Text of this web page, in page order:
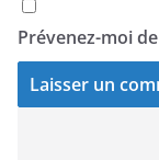
Prévenez-moi